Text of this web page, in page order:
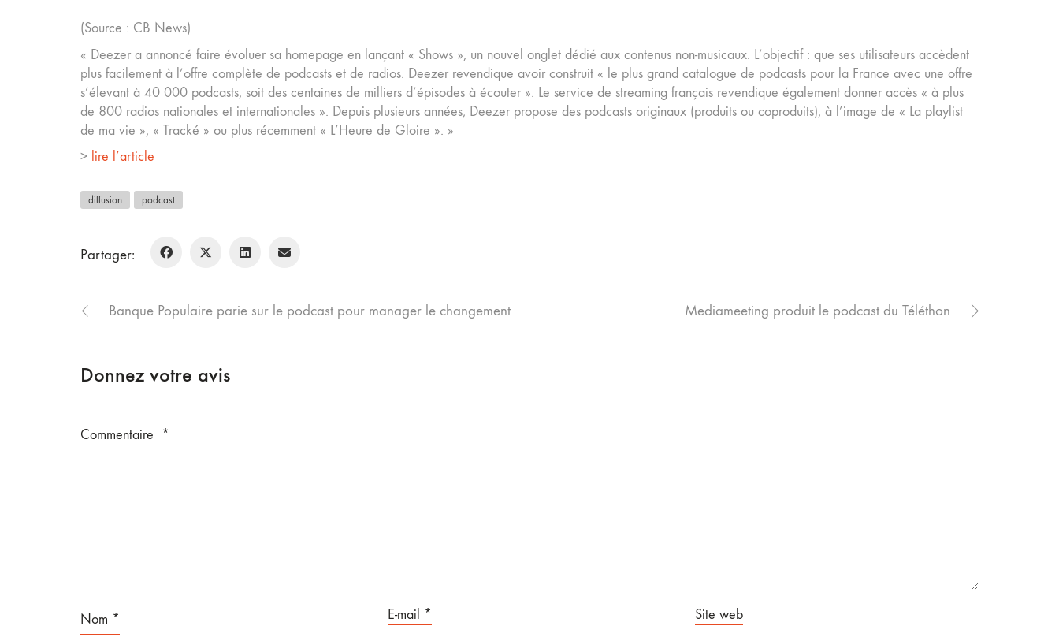
(Source : CB News)
« Deezer a annoncé faire évoluer sa homepage en lançant « Shows », un nouvel onglet dédié aux contenus non-musicaux. L’objectif : que ses utilisateurs accèdent
plus facilement à l’offre complète de podcasts et de radios. Deezer revendique avoir construit « le plus grand catalogue de podcasts pour la France avec une offre
s’élevant à 40 000 podcasts, soit des centaines de milliers d’épisodes à écouter ». Le service de streaming français revendique également donner accès « à plus
de 800 radios nationales et internationales ». Depuis plusieurs années, Deezer propose des podcasts originaux (produits ou coproduits), à l’image de « La playlist
de ma vie​ », « ​Tracké » ou plus récemment « L’Heure de Gloire​ ». »
> lire l’article
diffusion podcast
Partager:
Banque Populaire parie sur le podcast pour manager le changement Mediameeting produit le podcast du Téléthon
Donnez votre avis
Commentaire *
Nom * E-mail * Site web